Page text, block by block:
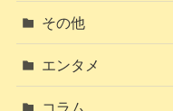
その他
エンタメ
コラム